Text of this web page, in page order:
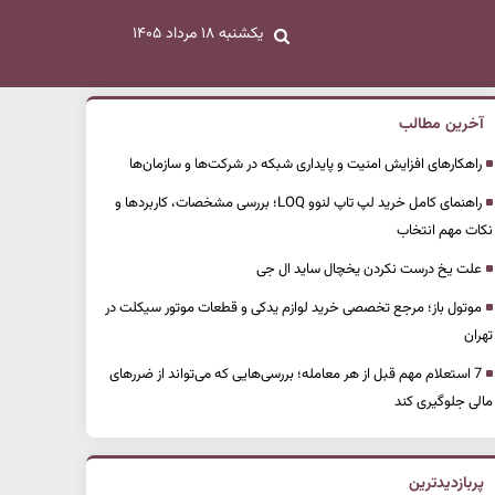
یکشنبه ۱۸ مرداد ۱۴۰۵
آخرین مطالب
راهکارهای افزایش امنیت و پایداری شبکه در شرکت‌ها و سازمان‌ها
راهنمای کامل خرید لپ تاپ لنوو LOQ؛ بررسی مشخصات، کاربردها و
نکات مهم انتخاب
علت یخ درست نکردن یخچال ساید ال جی
موتول باز؛ مرجع تخصصی خرید لوازم یدکی و قطعات موتور سیکلت در
تهران
7 استعلام مهم قبل از هر معامله؛ بررسی‌هایی که می‌تواند از ضررهای
مالی جلوگیری کند
پربازدیدترین